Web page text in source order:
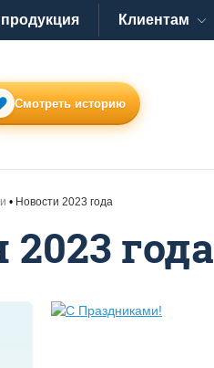
Клиентам
Смотреть историю
Новости 2023 года
года